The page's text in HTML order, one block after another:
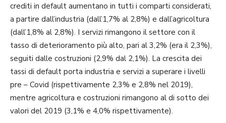
crediti in default aumentano in tutti i comparti considerati,
a partire dall’industria (dall’1,7% al 2,8%) e dall’agricoltura
(dall’1,8% al 2,8%). I servizi rimangono il settore con il
tasso di deterioramento più alto, pari al 3,2% (era il 2,3%),
seguiti dalle costruzioni (2,9% dal 2,1%). La crescita dei
tassi di default porta industria e servizi a superare i livelli
pre – Covid (rispettivamente 2,3% e 2,8% nel 2019),
mentre agricoltura e costruzioni rimangono al di sotto dei
valori del 2019 (3,1% e 4,0% rispettivamente).